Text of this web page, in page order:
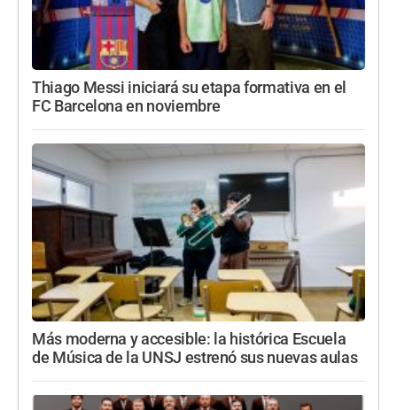
Thiago Messi iniciará su etapa formativa en el
FC Barcelona en noviembre
Más moderna y accesible: la histórica Escuela
de Música de la UNSJ estrenó sus nuevas aulas